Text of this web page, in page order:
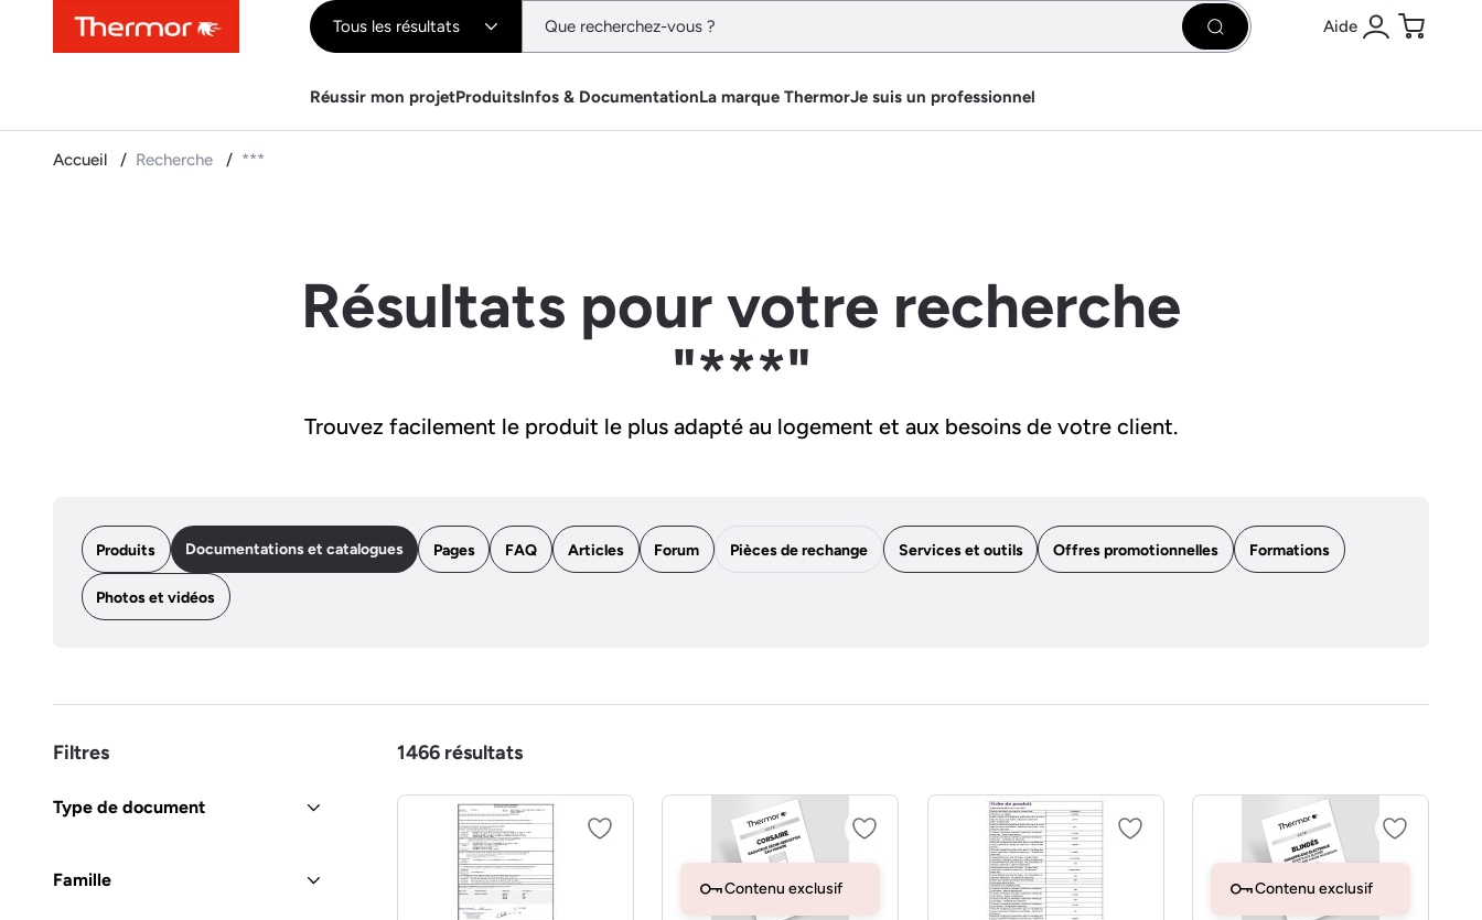
ContenuMenuRecherche Tous les résultats Rechercher Aide
Se connecter
Panier
Réussir mon projetProduitsInfos & DocumentationLa marque ThermorJe suis un professionnel
Accueil Recherche ***
Résultats pour votre recherche
"***"
Trouvez facilement le produit le plus adapté au logement et aux besoins de votre client.
Produits Documentations et catalogues Pages FAQ Articles Forum Pièces de rechange Services et outils Offres promotionnelles Formations
Photos et vidéos
Filtres
Type de document
Famille
1466 résultats
Contenu exclusif Contenu exclusif